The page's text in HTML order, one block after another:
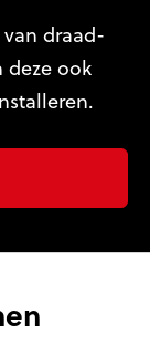
draad-
deze ook